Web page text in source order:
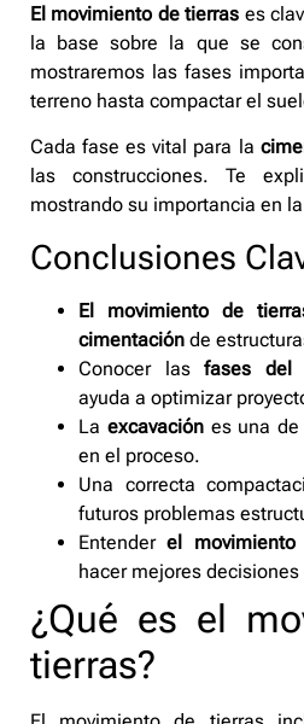
El movimiento de tierras es
la base sobre la que se
mostraremos las fases
terreno hasta compactar el
Cada fase es vital para la
las construcciones. Te
mostrando su importancia en la
Conclusiones
El movimiento de
cimentación de
Conocer las fases del
ayuda a optimizar
La excavaciónes una de
en el proceso.
Una correcta
futuros problemas
Entenderel
hacer mejores
¿Qué es el
tierras?